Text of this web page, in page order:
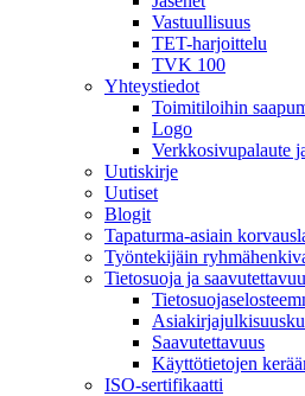
Vastuullisuus
TET-harjoittelu
TVK 100
Yhteystiedot
Toimitiloihin
Logo
Verkkosivupalaute
Uutiskirje
Uutiset
Blogit
Tapaturma-asiain
Työntekijäin
Tietosuoja ja
Saavutettavuus
Käyttötietojen
ISO-sertifikaatti